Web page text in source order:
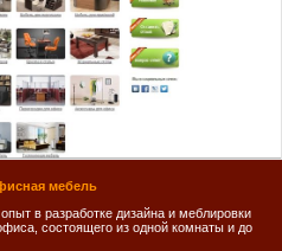
мебель
в разработке дизайна и меблировки
состоящего из одной комнаты и до